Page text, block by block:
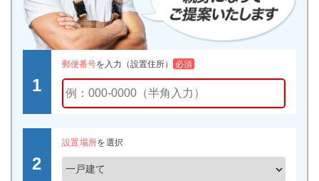
郵便番号を入力（設置住所） 必須
設置場所を選択